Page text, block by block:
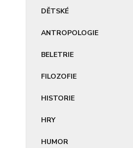
DĚTSKÉ
ANTROPOLOGIE
BELETRIE
FILOZOFIE
HISTORIE
HRY
HUMOR